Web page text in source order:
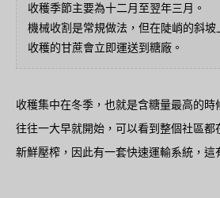
收穫季節主要為十二月至翌年三月。
機械收割是常規做法，但在陡峭的斜坡
收穫的甘蔗會立即運送到糖廠。
收穫集中在冬季，也就是含糖量最高的
往往一大早就開始，可以看到整個社區
新鮮壓榨，因此有一套快速運輸系統，這